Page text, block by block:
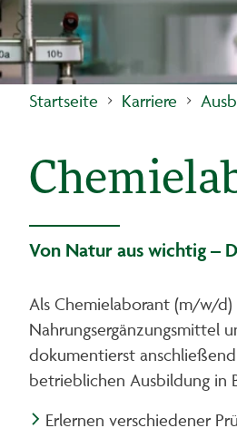
Startseite Karriere
Von Natur aus wichtig –
Als Chemielaborant (m/w/
Nahrungsergänzungsmittel
dokumentierst
betrieblichen Ausbildung in
Erlernen verschiedener